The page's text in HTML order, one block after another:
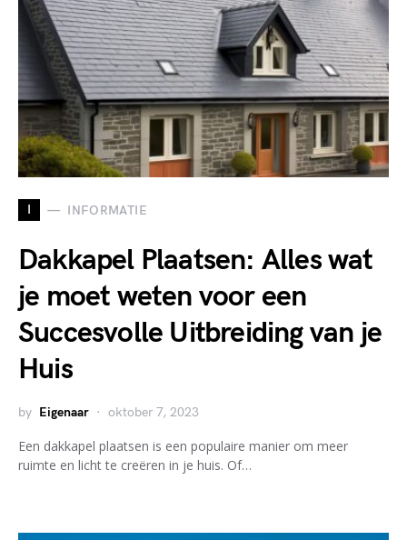
I INFORMATIE
Dakkapel Plaatsen: Alles wat
je moet weten voor een
Succesvolle Uitbreiding van je
Huis
by Eigenaar oktober 7, 2023
Een dakkapel plaatsen is een populaire manier om meer
ruimte en licht te creëren in je huis. Of…